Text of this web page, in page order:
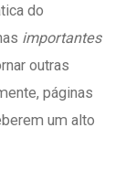
do
importantes
outras
páginas
um alto